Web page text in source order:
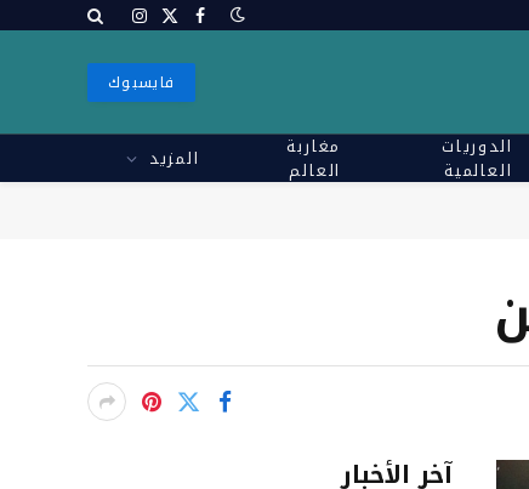
فيسبوك
X الانستغرام
فايسبوك
الدوريات
العالمية
مغاربة
العالم
المزيد
آخر الأخبار